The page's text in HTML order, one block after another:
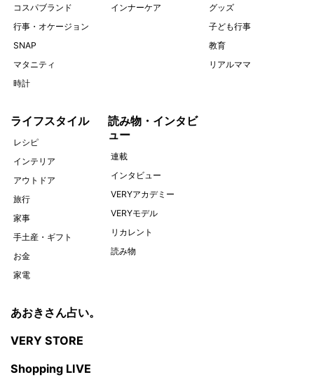
コスパブランド
行事・オケージョン
SNAP
マタニティ
時計
インナーケア
グッズ
子ども行事
教育
リアルママ
ライフスタイル
レシピ
インテリア
アウトドア
旅行
家事
手土産・ギフト
お金
家電
読み物・インタビ
ュー
連載
インタビュー
VERYアカデミー
VERYモデル
リカレント
読み物
あおきさん占い。
VERY STORE
Shopping LIVE